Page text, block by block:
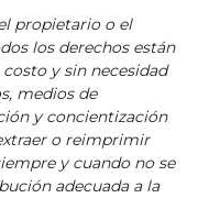
propietario o el
los derechos están
y sin necesidad
medios de
y concientización
o reimprimir
y cuando no se
adecuada a la